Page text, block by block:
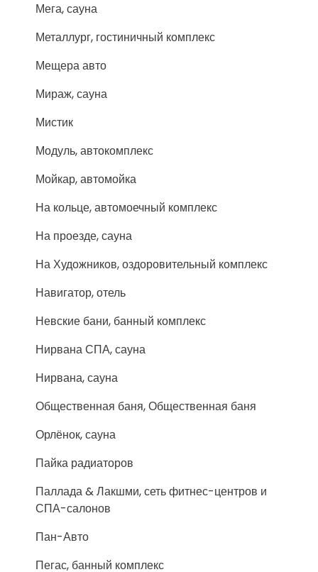
Мега, сауна
Металлург, гостиничный комплекс
Мещера авто
Мираж, сауна
Мистик
Модуль, автокомплекс
Мойкар, автомойка
На кольце, автомоечный комплекс
На проезде, сауна
На Художников, оздоровительный комплекс
Навигатор, отель
Невские бани, банный комплекс
Нирвана СПА, сауна
Нирвана, сауна
Общественная баня, Общественная баня
Орлёнок, сауна
Пайка радиаторов
Паллада & Лакшми, сеть фитнес-центров и
СПА-салонов
Пан-Авто
Пегас, банный комплекс